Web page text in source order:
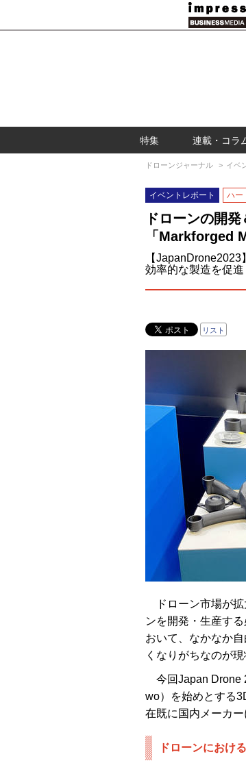
特集 連載・コラ
ドローンジャーナル イベ
イベントレポート ハー
ドローンの開
「Markforged
【
効率的な製造を促進
リスト
ドローン市場が拡
ンを開発・生産す
おいて、なかなか
くなりがちなのが現
今回Japan Drone
wo）を始めとする
在既に国内メーカー
ドローンにおけ